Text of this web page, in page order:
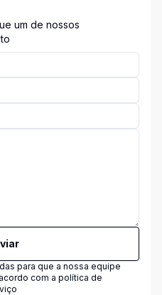
um de nossos
para que a nossa equipe
com a política de